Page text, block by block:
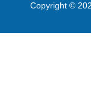
Copyright ©